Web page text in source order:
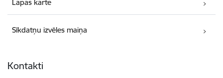
Lapas karte
Sīkdatņu izvēles maiņa
Kontakti